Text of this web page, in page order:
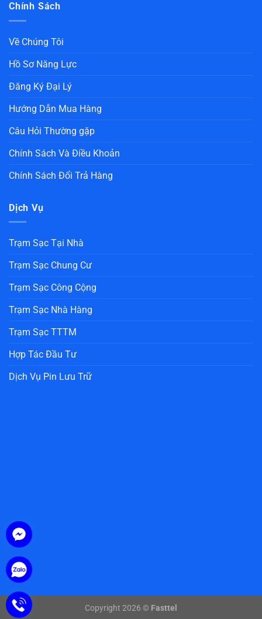
Chính Sách
Về Chúng Tôi
Hồ Sơ Năng Lực
Đăng Ký Đại Lý
Hướng Dẫn Mua Hàng
Câu Hỏi Thường gặp
Chính Sách Và Điều Khoản
Chính Sách Đổi Trả Hàng
Dịch Vụ
Trạm Sạc Tại Nhà
Trạm Sạc Chung Cư
Trạm Sạc Công Cộng
Trạm Sạc Nhà Hàng
Trạm Sạc TTTM
Hợp Tác Đầu Tư
Dịch Vụ Pin Lưu Trữ
Copyright 2026 © Fasttel